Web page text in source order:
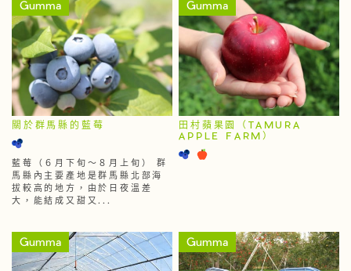
Gumma
關於群馬縣的藍莓
藍莓（６月下旬～８月上旬） 群
馬縣內主要產地是群馬縣北部海
拔較高的地方，由於日夜溫差
大，能結成又甜又...
Gumma
田村蘋果園（TAMURA
APPLE FARM）
Gumma Gumma